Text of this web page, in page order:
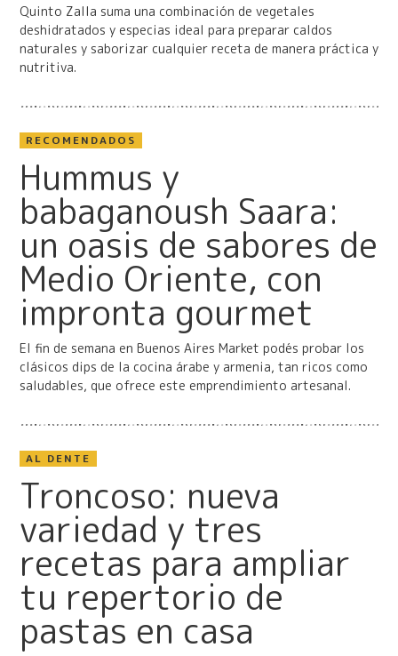
Quinto Zalla suma una combinación de vegetales
deshidratados y especias ideal para preparar caldos
naturales y saborizar cualquier receta de manera práctica y
nutritiva.
RECOMENDADOS
Hummus y
babaganoush Saara:
un oasis de sabores de
Medio Oriente, con
impronta gourmet
El fin de semana en Buenos Aires Market podés probar los
clásicos dips de la cocina árabe y armenia, tan ricos como
saludables, que ofrece este emprendimiento artesanal.
AL DENTE
Troncoso: nueva
variedad y tres
recetas para ampliar
tu repertorio de
pastas en casa